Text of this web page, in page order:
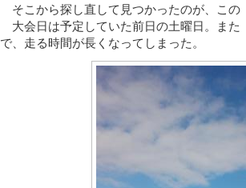
そこから探し直して見つかったのが、この
大会日は予定していた前日の土曜日。また
で、走る時間が長くなってしまった。